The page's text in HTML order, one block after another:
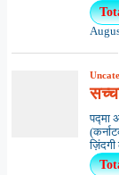
पद्मा
ज़िंदगी